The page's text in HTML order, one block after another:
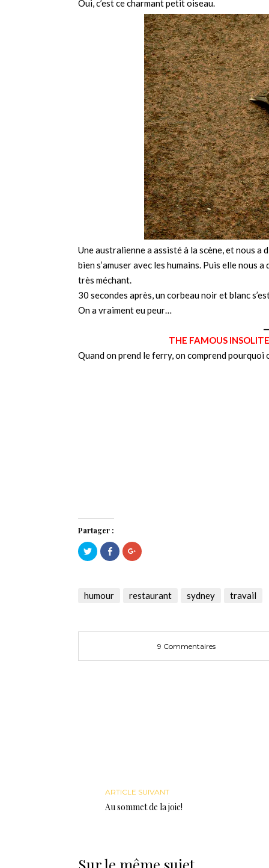
Oui, c’est ce charmant petit oiseau.
Une australienne a assisté à la scène, et nous a
bien s’amuser avec les humains. Puis elle nous
très méchant.
30 secondes après, un corbeau noir et blanc
On a vraiment eu peur…
THE FAMOUS
Quand on prend le ferry, on comprend pourquoi
Partager :
Cliquez
pour
partager
une
nouvelle
Cliquez
pour
partager
nouvelle
Cliquez
pour
dans
une
humour restaurant sydney travail
9 Commentaires
ARTICLE SUIVANT
Au sommet de la joie!